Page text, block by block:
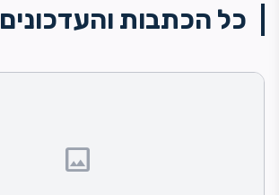
כל הכתבות והעדכונים
image